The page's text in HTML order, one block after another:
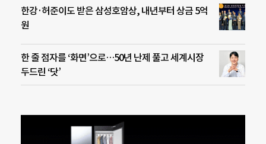
한강·허준이도 받은 삼성호암상, 내년부터 상금 5억
원
한 줄 점자를 ‘화면’으로…50년 난제 풀고 세계시장
두드린 ‘닷’